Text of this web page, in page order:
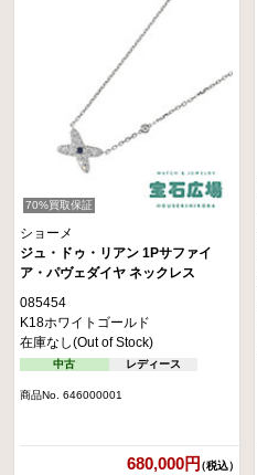
70%買取保証
ショーメ
ジュ・ドゥ・リアン 1Pサファイ
ア・パヴェダイヤ ネックレス
085454
K18ホワイトゴールド
在庫なし(Out of Stock)
中古 レディース
商品No. 646000001
680,000円（税込）